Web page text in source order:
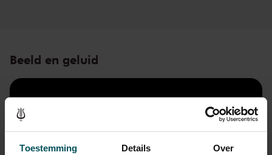
Toestemming Details Over
Beeld en geluid